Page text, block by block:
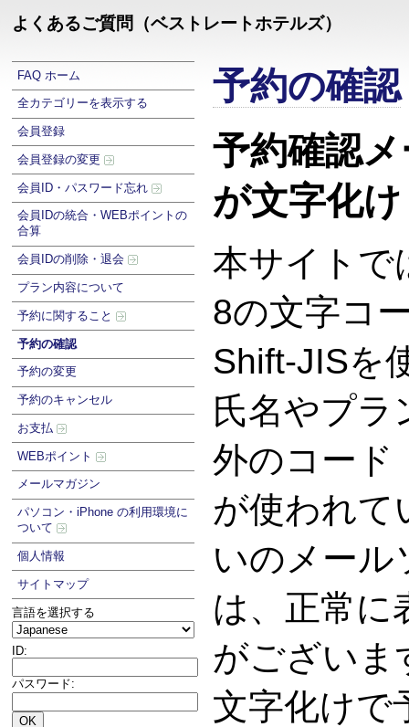
よくあるご質問（ベストレートホテルズ）
FAQ ホーム
全カテゴリーを表示する
会員登録
会員登録の変更
会員ID・パスワード忘れ
会員IDの統合・WEBポイントの
合算
会員IDの削除・退会
プラン内容について
予約に関すること
予約の確認
予約の変更
予約のキャンセル
お支払
WEBポイント
メールマガジン
パソコン・iPhone の利用環境に
ついて
個人情報
サイトマップ
言語を選択する
ID:
パスワード:
予約の確認
予約確認
が文字化
本サイトで
8の文字コ
Shift-JISを
氏名やプラ
外のコード
が使われて
いのメール
は、正常に
がございま
文字化けで